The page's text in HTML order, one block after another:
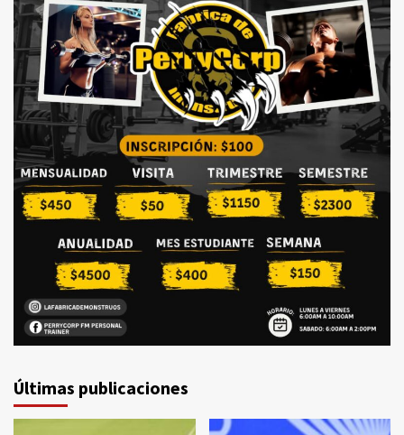
Últimas publicaciones